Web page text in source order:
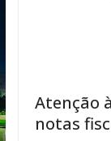
Atenção
notas